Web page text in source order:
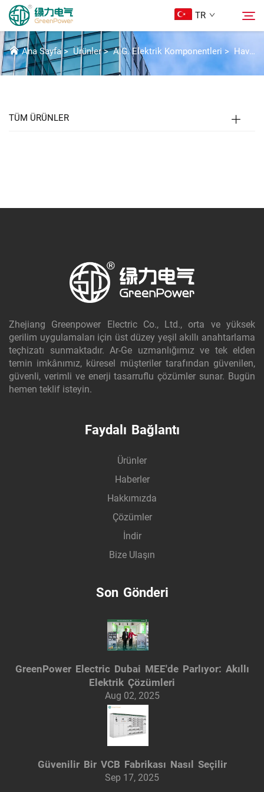
TR
Ürünler
HAVA DEVRE KIRICI
Ana Sayfa>Ürünler>A.G. Elektrik Komponentleri>Hava Devre Kesici
TÜM ÜRÜNLER
Zhejiang Greenpower Electric Co., Ltd., orta ve yüksek
gerilim uygulamaları için üst düzey yeşil akıllı anahtarlama
teçhizatı sunmaktadır. Ar-Ge uzmanlığımız ve tek elden
temin imkânımız, küresel müşteriler tarafından güvenilen,
güvenli, verimli ve enerji tasarruflu çözümler sunar. Bugün
hemen teklif isteyin.
Faydalı Bağlantı
Ürünler
Haberler
Hakkımızda
Çözümler
İndir
Bize Ulaşın
Son Gönderi
GreenPower Electric Dubai MEE'de Parlıyor: Akıllı
Elektrik Çözümleri
Aug 02, 2025
Güvenilir Bir VCB Fabrikası Nasıl Seçilir
Sep 17, 2025